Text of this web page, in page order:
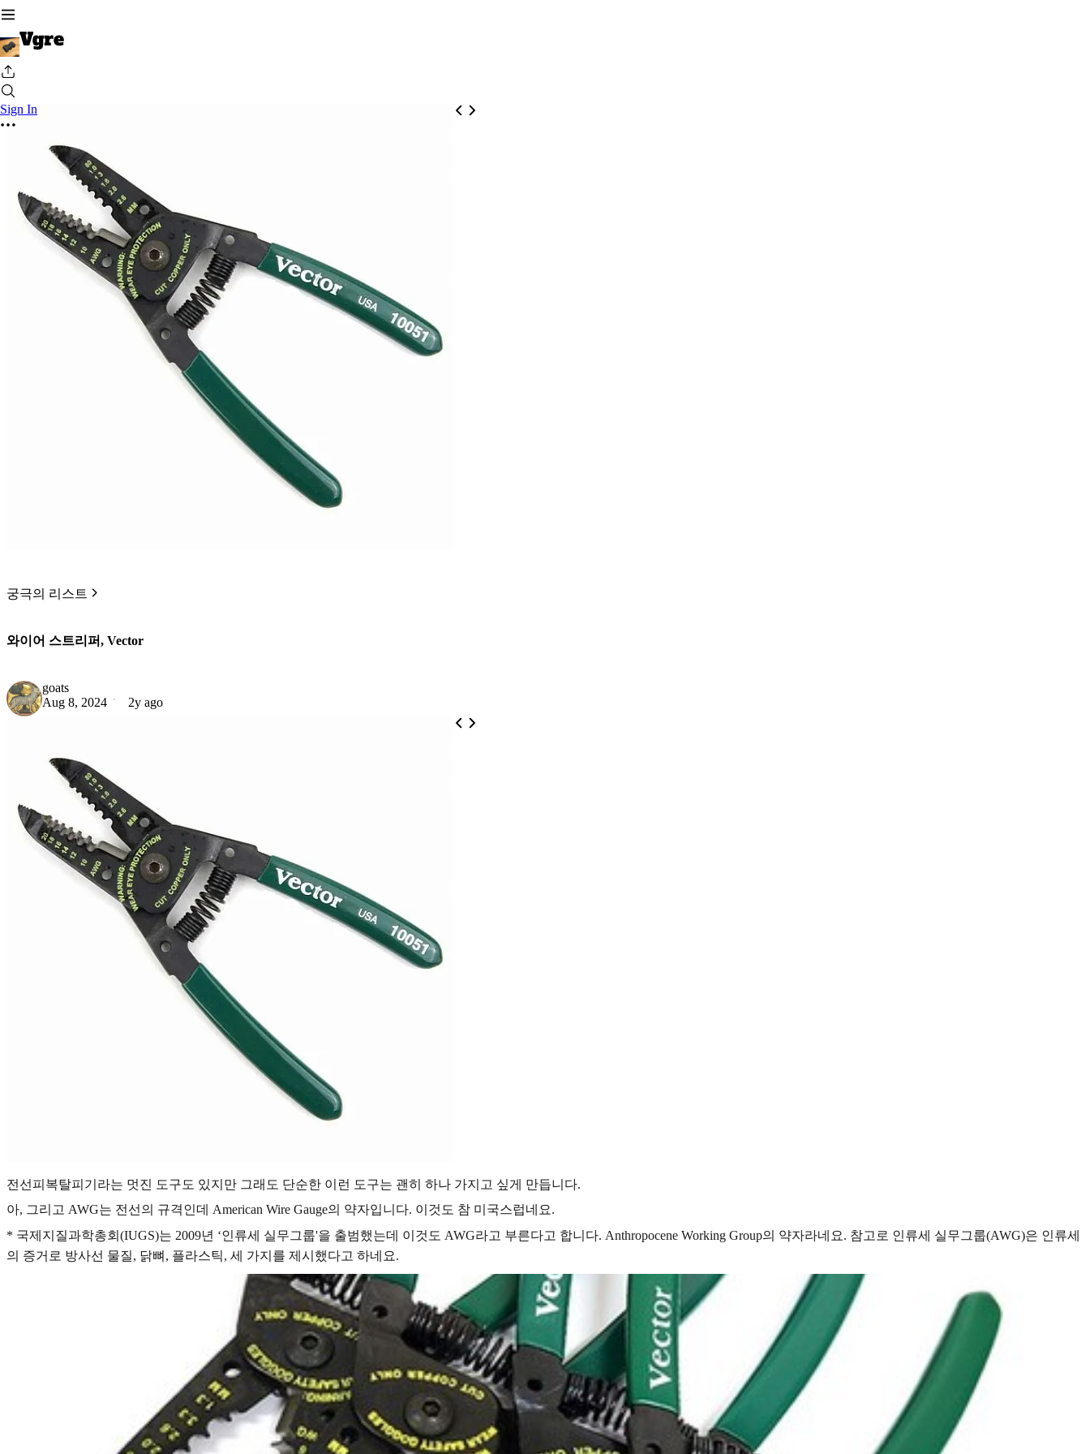
Sign In
궁극의 리스트
와이어 스트리퍼, Vector
goats
Aug 8, 2024
2y ago
전선피복탈피기라는 멋진 도구도 있지만 그래도 단순한 이런 도구는 괜히 하나 가지고 싶게 만듭니다.
아, 그리고 AWG는 전선의 규격인데 American Wire Gauge의 약자입니다. 이것도 참 미국스럽네요.
* 국제지질과학총회(IUGS)는 2009년 ‘인류세 실무그룹'을 출범했는데 이것도 AWG라고 부른다고 합니다. Anthropocene Working Group의 약자라네요. 참고로 인류세 실무그룹(AWG)은 인류세
의 증거로 방사선 물질, 닭뼈, 플라스틱, 세 가지를 제시했다고 하네요.